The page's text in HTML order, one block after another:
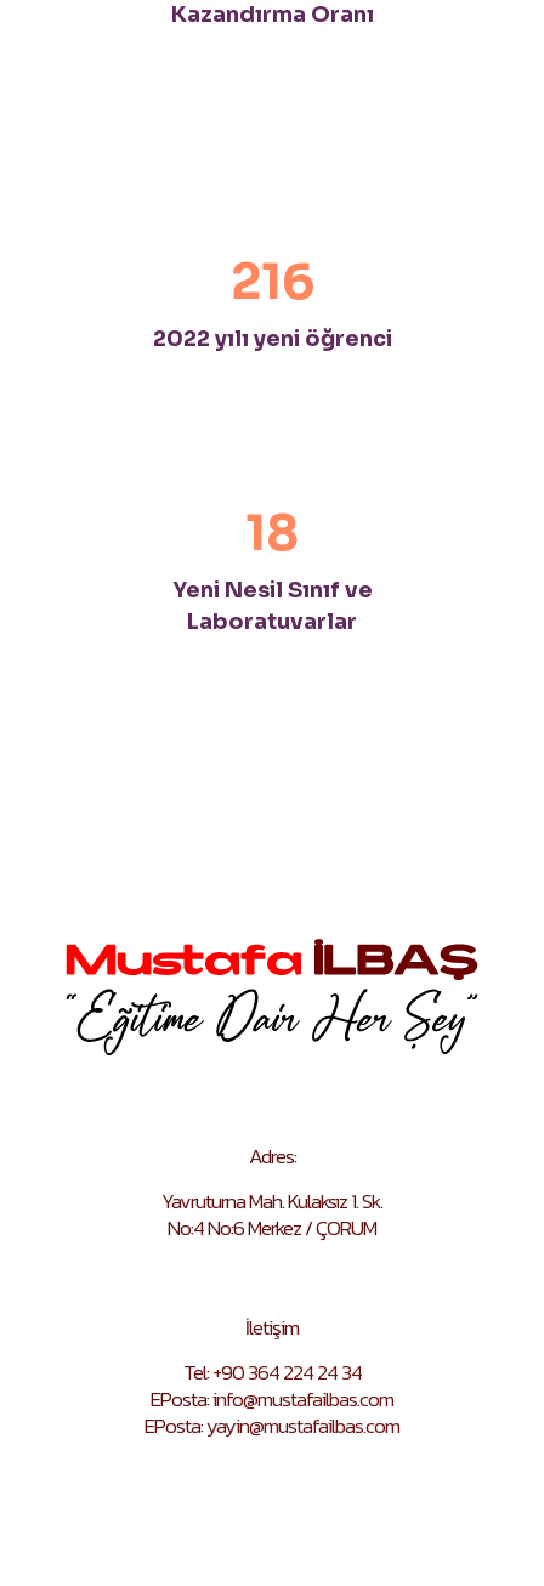
Kazandırma Oranı
216
2022 yılı yeni öğrenci
18
Yeni Nesil Sınıf ve
Laboratuvarlar
Adres:
Yavruturna Mah. Kulaksız 1. Sk.
No:4 No:6 Merkez / ÇORUM
İletişim
Tel:+90 364 224 24 34
EPosta:info@mustafailbas.com
EPosta:yayin@mustafailbas.com